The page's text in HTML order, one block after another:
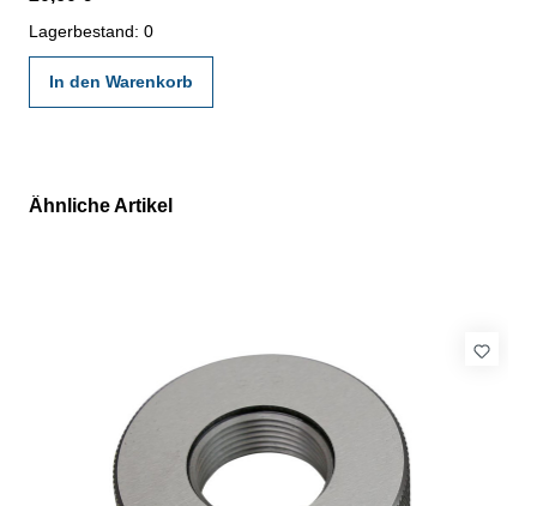
angegebenen Werksnormen
Lagerbestand: 0
In den Warenkorb
Produktgalerie überspringen
Ähnliche Artikel